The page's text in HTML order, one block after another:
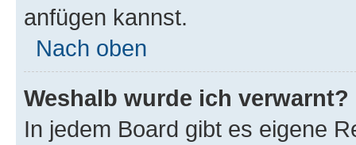
anfügen kannst.
Nach oben
Weshalb wurde ich verwarnt?
In jedem Board gibt es eigene